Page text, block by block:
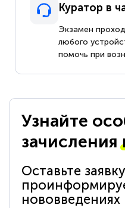
Куратор в
Экзамен
любого
помочь при
Узнайте
зачисления
Оставьте
нововведениях